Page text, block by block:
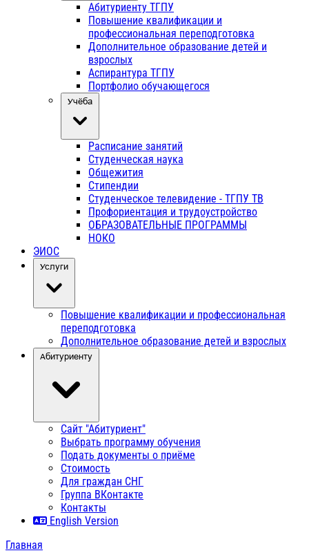
Абитуриенту ТГПУ
Повышение квалификации и
профессиональная переподготовка
Дополнительное образование детей и
взрослых
Аспирантура ТГПУ
Портфолио обучающегося
Учёба
Расписание занятий
Студенческая наука
Общежития
Стипендии
Студенческое телевидение - ТГПУ ТВ
Профориентация и трудоустройство
ОБРАЗОВАТЕЛЬНЫЕ ПРОГРАММЫ
НОКО
ЭИОС
Услуги
Повышение квалификации и профессиональная
переподготовка
Дополнительное образование детей и взрослых
Абитуриенту
Сайт "Абитуриент"
Выбрать программу обучения
Подать документы о приёме
Стоимость
Для граждан СНГ
Группа ВКонтакте
Контакты
English Version
Главная